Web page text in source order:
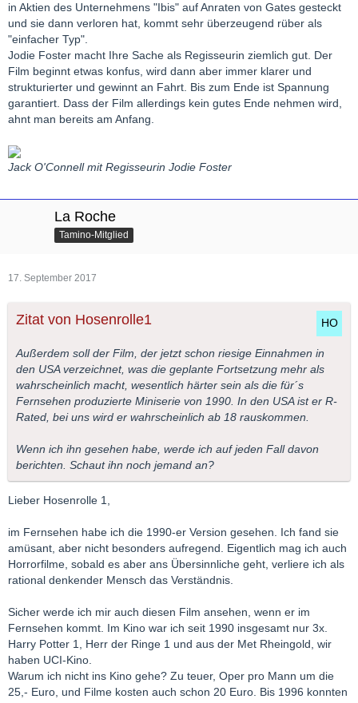
in Aktien des Unternehmens "Ibis" auf Anraten von Gates gesteckt
und sie dann verloren hat, kommt sehr überzeugend rüber als
"einfacher Typ".
Jodie Foster macht Ihre Sache als Regisseurin ziemlich gut. Der
Film beginnt etwas konfus, wird dann aber immer klarer und
strukturierter und gewinnt an Fahrt. Bis zum Ende ist Spannung
garantiert. Dass der Film allerdings kein gutes Ende nehmen wird,
ahnt man bereits am Anfang.
Jack O'Connell mit Regisseurin Jodie Foster
La Roche
Tamino-Mitglied
17. September 2017
Zitat von Hosenrolle1
Außerdem soll der Film, der jetzt schon riesige Einnahmen in
den USA verzeichnet, was die geplante Fortsetzung mehr als
wahrscheinlich macht, wesentlich härter sein als die für´s
Fernsehen produzierte Miniserie von 1990. In den USA ist er R-
Rated, bei uns wird er wahrscheinlich ab 18 rauskommen.
Wenn ich ihn gesehen habe, werde ich auf jeden Fall davon
berichten. Schaut ihn noch jemand an?
Lieber Hosenrolle 1,
im Fernsehen habe ich die 1990-er Version gesehen. Ich fand sie
amüsant, aber nicht besonders aufregend. Eigentlich mag ich auch
Horrorfilme, sobald es aber ans Übersinnliche geht, verliere ich als
rational denkender Mensch das Verständnis.
Sicher werde ich mir auch diesen Film ansehen, wenn er im
Fernsehen kommt. Im Kino war ich seit 1990 insgesamt nur 3x.
Harry Potter 1, Herr der Ringe 1 und aus der Met Rheingold, wir
haben UCI-Kino.
Warum ich nicht ins Kino gehe? Zu teuer, Oper pro Mann um die
25,- Euro, und Filme kosten auch schon 20 Euro. Bis 1996 konnten